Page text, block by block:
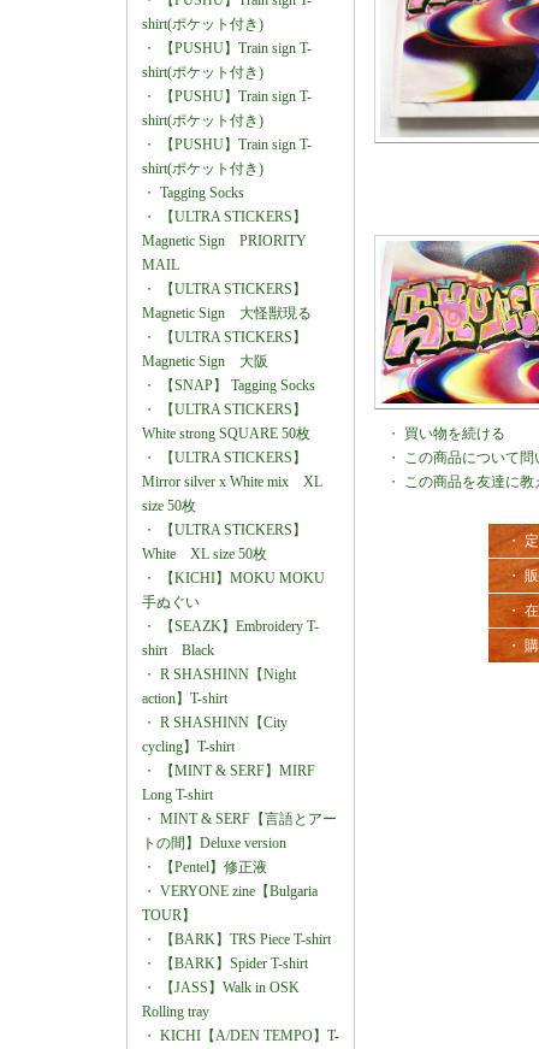
shirt(ポケット付き)
・
【PUSHU】Train sign T-
shirt(ポケット付き)
・
【PUSHU】Train sign T-
shirt(ポケット付き)
・
【PUSHU】Train sign T-
shirt(ポケット付き)
・ Tagging Socks
・
【ULTRA STICKERS】
Magnetic Sign PRIORITY
MAIL
・
【ULTRA STICKERS】
Magnetic Sign 大怪獣現る
・
【ULTRA STICKERS】
Magnetic Sign 大阪
・
【SNAP】 Tagging Socks
・
【ULTRA STICKERS】
White strong SQUARE 50枚
・
【ULTRA STICKERS】
Mirror silver x White mix XL
size 50枚
・
【ULTRA STICKERS】
White XL size 50枚
・
【KICHI】MOKU MOKU
手ぬぐい
・
【SEAZK】Embroidery T-
shirt Black
・ R SHASHINN【Night
action】T-shirt
・ R SHASHINN【City
cycling】T-shirt
・
【MINT & SERF】MIRF
Long T-shirt
・ MINT & SERF【言語とアー
トの間】Deluxe version
・
【Pentel】修正液
・ VERYONE zine【Bulgaria
TOUR】
・
【BARK】TRS Piece T-shirt
・
【BARK】Spider T-shirt
・
【JASS】Walk in OSK
Rolling tray
・ KICHI【A/DEN TEMPO】T-
・ 買い物を続ける
・ この商品について問
・ この商品を友達に教
・
・
・
・